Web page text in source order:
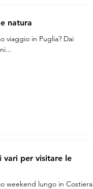
natura
viaggio in Puglia? Dai
per visitare le
weekend lungo in Costiera